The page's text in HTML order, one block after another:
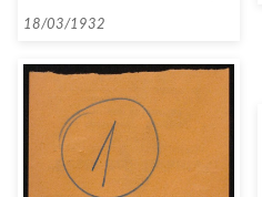
18/03/1932